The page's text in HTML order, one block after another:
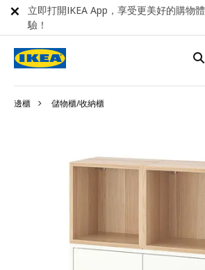
邊櫃 儲物櫃/收納櫃
立即打開IKEA App，享受更美好的購物體
驗！